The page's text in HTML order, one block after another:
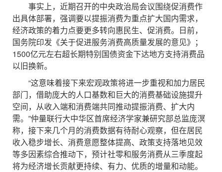
事实上，近期召开的中央政治局会议围绕促消费作
出具体部署，强调要以提振消费为重点扩大国内需求，
经济政策的着力点要更多转向惠民生、促消费。日前，
国务院印发《关于促进服务消费高质量发展的意见》；
1500亿元左右超长期特别国债资金下达地方支持消费品
以旧换新。
“这意味着接下来宏观政策将进一步重视和加力居民
部门，借助庞大的人口基数和巨大的消费基础设施提升
空间，从收入端和消费端共同推动提振消费、扩大内
需。”仲量联行大中华区首席经济学家兼研究部总监庞溟
称，接下来几个月的消费数据有待耐心观察，但在居民
收入稳步增长、消费意愿整体提高、政策支持落地见效
等多因素综合推动下，预计社零和服务消费从三季度起
将为经济增长贡献更持续、有力、优质的增量和动能。